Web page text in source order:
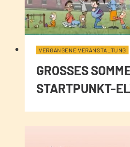
VERGANGENE VERANSTALTUNG
GROSSES
TARTPUNKT-